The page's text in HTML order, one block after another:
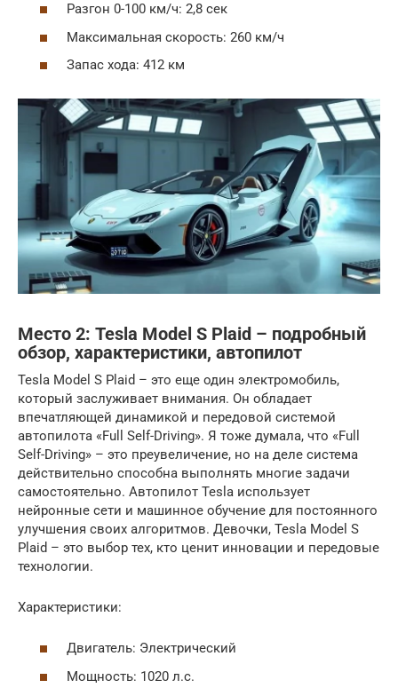
Разгон 0-100 км/ч: 2,8 сек
Максимальная скорость: 260 км/ч
Запас хода: 412 км
Место 2: Tesla Model S Plaid – подробный
обзор, характеристики, автопилот
Tesla Model S Plaid – это еще один электромобиль,
который заслуживает внимания. Он обладает
впечатляющей динамикой и передовой системой
автопилота «Full Self-Driving». Я тоже думала, что «Full
Self-Driving» – это преувеличение, но на деле система
действительно способна выполнять многие задачи
самостоятельно. Автопилот Tesla использует
нейронные сети и машинное обучение для постоянного
улучшения своих алгоритмов. Девочки, Tesla Model S
Plaid – это выбор тех, кто ценит инновации и передовые
технологии.
Характеристики:
Двигатель: Электрический
Мощность: 1020 л.с.